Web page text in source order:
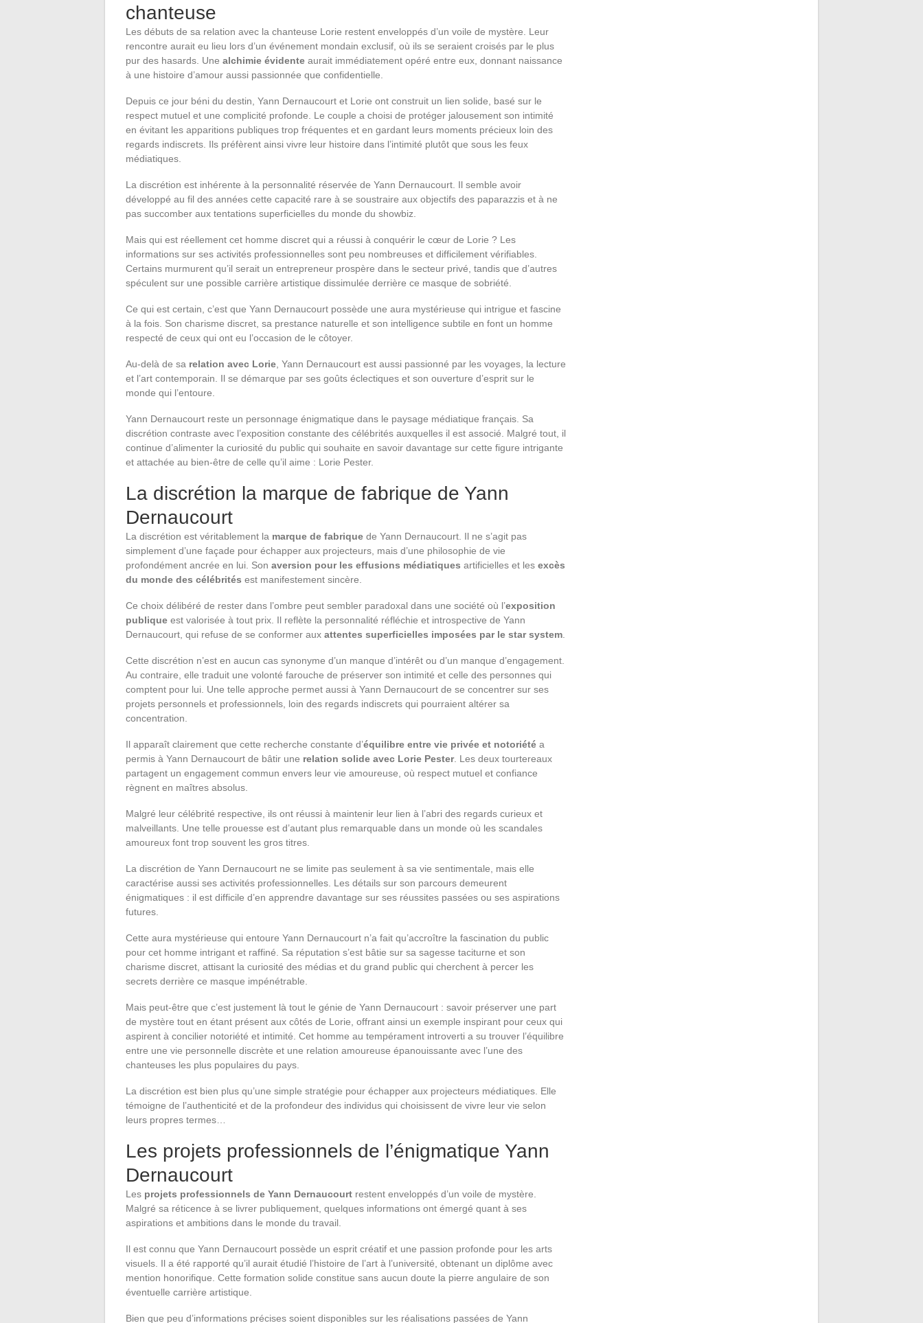
chanteuse
Les débuts de sa relation avec la chanteuse Lorie restent enveloppés d’un voile de mystère. Leur
rencontre aurait eu lieu lors d’un événement mondain exclusif, où ils se seraient croisés par le plus
pur des hasards. Une alchimie évidente aurait immédiatement opéré entre eux, donnant naissance
à une histoire d’amour aussi passionnée que confidentielle.
Depuis ce jour béni du destin, Yann Dernaucourt et Lorie ont construit un lien solide, basé sur le
respect mutuel et une complicité profonde. Le couple a choisi de protéger jalousement son intimité
en évitant les apparitions publiques trop fréquentes et en gardant leurs moments précieux loin des
regards indiscrets. Ils préfèrent ainsi vivre leur histoire dans l’intimité plutôt que sous les feux
médiatiques.
La discrétion est inhérente à la personnalité réservée de Yann Dernaucourt. Il semble avoir
développé au fil des années cette capacité rare à se soustraire aux objectifs des paparazzis et à ne
pas succomber aux tentations superficielles du monde du showbiz.
Mais qui est réellement cet homme discret qui a réussi à conquérir le cœur de Lorie ? Les
informations sur ses activités professionnelles sont peu nombreuses et difficilement vérifiables.
Certains murmurent qu’il serait un entrepreneur prospère dans le secteur privé, tandis que d’autres
spéculent sur une possible carrière artistique dissimulée derrière ce masque de sobriété.
Ce qui est certain, c’est que Yann Dernaucourt possède une aura mystérieuse qui intrigue et fascine
à la fois. Son charisme discret, sa prestance naturelle et son intelligence subtile en font un homme
respecté de ceux qui ont eu l’occasion de le côtoyer.
Au-delà de sa relation avec Lorie , Yann Dernaucourt est aussi passionné par les voyages, la lecture
et l’art contemporain. Il se démarque par ses goûts éclectiques et son ouverture d’esprit sur le
monde qui l’entoure.
Yann Dernaucourt reste un personnage énigmatique dans le paysage médiatique français. Sa
discrétion contraste avec l’exposition constante des célébrités auxquelles il est associé. Malgré tout, il
continue d’alimenter la curiosité du public qui souhaite en savoir davantage sur cette figure intrigante
et attachée au bien-être de celle qu’il aime : Lorie Pester.
La discrétion la marque de fabrique de Yann
Dernaucourt
La discrétion est véritablement la marque de fabrique de Yann Dernaucourt. Il ne s’agit pas
simplement d’une façade pour échapper aux projecteurs, mais d’une philosophie de vie
profondément ancrée en lui. Son aversion pour les effusions médiatiques artificielles et les excès
du monde des célébrités est manifestement sincère.
Ce choix délibéré de rester dans l’ombre peut sembler paradoxal dans une société où l’exposition
publique est valorisée à tout prix. Il reflète la personnalité réfléchie et introspective de Yann
Dernaucourt, qui refuse de se conformer aux attentes superficielles imposées par le star system
Cette discrétion n’est en aucun cas synonyme d’un manque d’intérêt ou d’un manque d’engagement.
Au contraire, elle traduit une volonté farouche de préserver son intimité et celle des personnes qui
comptent pour lui. Une telle approche permet aussi à Yann Dernaucourt de se concentrer sur ses
projets personnels et professionnels, loin des regards indiscrets qui pourraient altérer sa
concentration.
Il apparaît clairement que cette recherche constante d’équilibre entre vie privée et notoriété a
permis à Yann Dernaucourt de bâtir une relation solide avec Lorie Pester. Les deux tourtereaux
partagent un engagement commun envers leur vie amoureuse, où respect mutuel et confiance
règnent en maîtres absolus.
Malgré leur célébrité respective, ils ont réussi à maintenir leur lien à l’abri des regards curieux et
malveillants. Une telle prouesse est d’autant plus remarquable dans un monde où les scandales
amoureux font trop souvent les gros titres.
La discrétion de Yann Dernaucourt ne se limite pas seulement à sa vie sentimentale, mais elle
caractérise aussi ses activités professionnelles. Les détails sur son parcours demeurent
énigmatiques : il est difficile d’en apprendre davantage sur ses réussites passées ou ses aspirations
futures.
Cette aura mystérieuse qui entoure Yann Dernaucourt n’a fait qu’accroître la fascination du public
pour cet homme intrigant et raffiné. Sa réputation s’est bâtie sur sa sagesse taciturne et son
charisme discret, attisant la curiosité des médias et du grand public qui cherchent à percer les
secrets derrière ce masque impénétrable.
Mais peut-être que c’est justement là tout le génie de Yann Dernaucourt : savoir préserver une part
de mystère tout en étant présent aux côtés de Lorie, offrant ainsi un exemple inspirant pour ceux qui
aspirent à concilier notoriété et intimité. Cet homme au tempérament introverti a su trouver l’équilibre
entre une vie personnelle discrète et une relation amoureuse épanouissante avec l’une des
chanteuses les plus populaires du pays.
La discrétion est bien plus qu’une simple stratégie pour échapper aux projecteurs médiatiques. Elle
témoigne de l’authenticité et de la profondeur des individus qui choisissent de vivre leur vie selon
leurs propres termes…
Les projets professionnels de l’énigmatique Yann
Dernaucourt
Les projets professionnels de Yann Dernaucourt restent enveloppés d’un voile de mystère.
Malgré sa réticence à se livrer publiquement, quelques informations ont émergé quant à ses
aspirations et ambitions dans le monde du travail.
Il est connu que Yann Dernaucourt possède un esprit créatif et une passion profonde pour les arts
visuels. Il a été rapporté qu’il aurait étudié l’histoire de l’art à l’université, obtenant un diplôme avec
mention honorifique. Cette formation solide constitue sans aucun doute la pierre angulaire de son
éventuelle carrière artistique.
Bien que peu d’informations précises soient disponibles sur les réalisations passées de Yann